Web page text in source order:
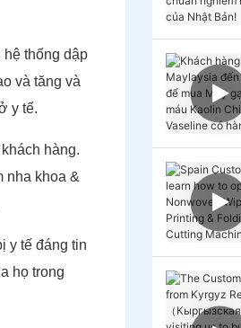
hệ thống dập
và tăng và
y tế.
hàng.
nha khoa &
y tế đáng tin
họ trong